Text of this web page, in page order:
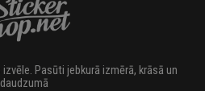
Pasūti jebkurā izmērā, krāsā un
daudzumā